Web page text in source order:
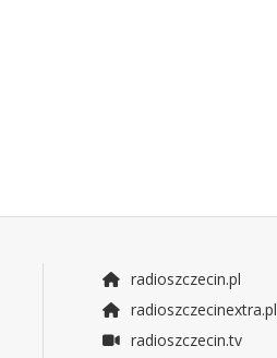
radioszczecin.pl
radioszczecinextra.pl
radioszczecin.tv